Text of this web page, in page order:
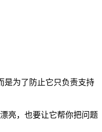
是为了防止它只负责支持
亮，也要让它帮你把问题